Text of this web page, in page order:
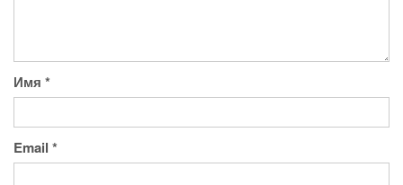
Имя *
Email *